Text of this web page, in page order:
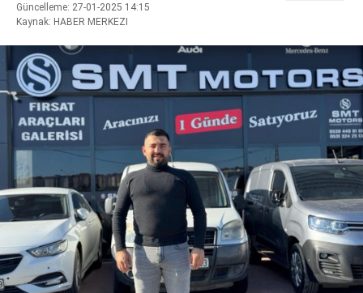
WhatsApp İhbar
Facebook
Instagram
Youtube
Güncelleme: 27-01-2025 14:15
Kaynak: HABER MERKEZI